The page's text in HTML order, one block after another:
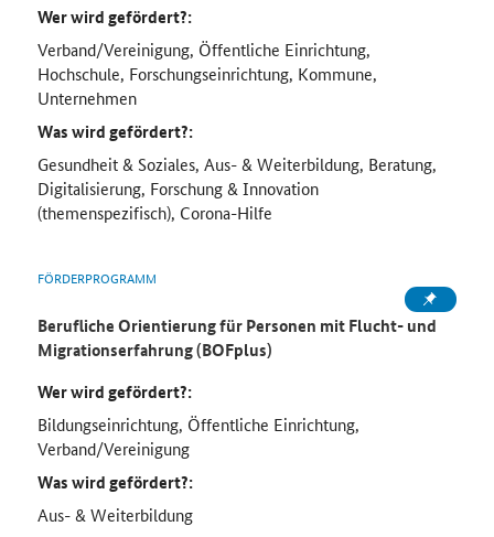
Wer wird gefördert?:
Verband/Vereinigung, Öffentliche Einrichtung,
Hochschule, Forschungseinrichtung, Kommune,
Unternehmen
Was wird gefördert?:
Gesundheit & Soziales, Aus- & Weiterbildung, Beratung,
Digitalisierung, Forschung & Innovation
(themenspezifisch), Corona-Hilfe
FÖRDERPROGRAMM
Berufliche Orientierung für Personen mit Flucht- und
Migrationserfahrung (BOFplus)
Wer wird gefördert?:
Bildungseinrichtung, Öffentliche Einrichtung,
Verband/Vereinigung
Was wird gefördert?:
Aus- & Weiterbildung